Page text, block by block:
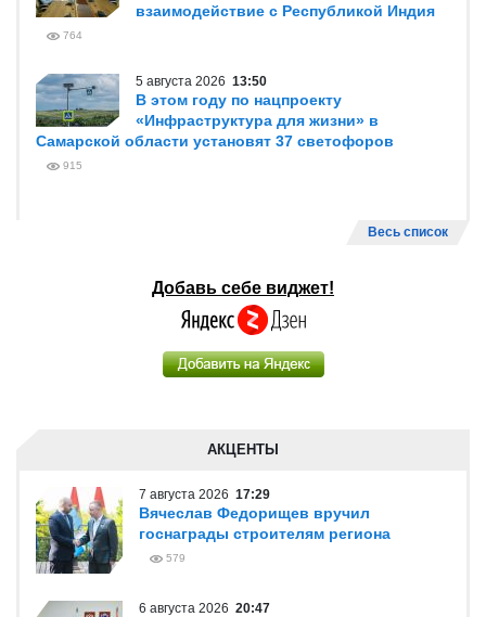
взаимодействие с Республикой Индия
764
5 августа 2026 13:50
В этом году по нацпроекту
«Инфраструктура для жизни» в
Самарской области установят 37 светофоров
915
Весь список
Добавь себе виджет!
АКЦЕНТЫ
7 августа 2026 17:29
Вячеслав Федорищев вручил
госнаграды строителям региона
579
6 августа 2026 20:47